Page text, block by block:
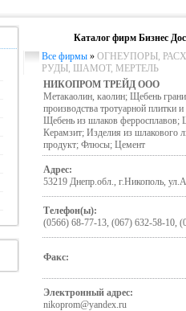
Каталог фирм Бизнес
Все фирмы » ОГНЕУПОРЫ,
РУДЫ, ШАМОТ, МЕРТЕЛЬ
НИКОПРОМ ТРЕЙД ООО
Метакаолин, каолин; Щебень
производства тротуарной плитки
Щебень из шлаков ферросплавов;
Керамзит; Изделия из шлакового
продукт; Флюсы; Цемент
Адрес:
53219 Днепр.обл., г.Никополь,
Телефон(ы):
(0566) 68-77-13, (067) 632-58-10,
Факс:
Электронный адрес:
nikoprom@yandex.ru